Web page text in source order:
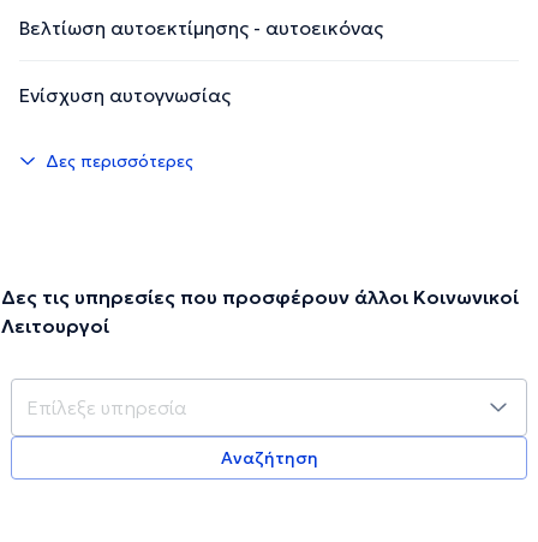
Βελτίωση αυτοεκτίμησης - αυτοεικόνας
Ενίσχυση αυτογνωσίας
Δες περισσότερες
Δες τις υπηρεσίες που προσφέρουν άλλοι Κοινωνικοί
Λειτουργοί
Αναζήτηση